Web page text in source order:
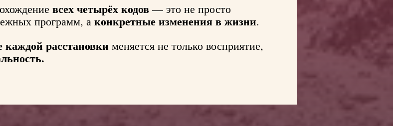
всех четырёх кодов — это не просто
программ, а конкретные изменения в жизни.
каждой расстановки меняется не только восприятие,